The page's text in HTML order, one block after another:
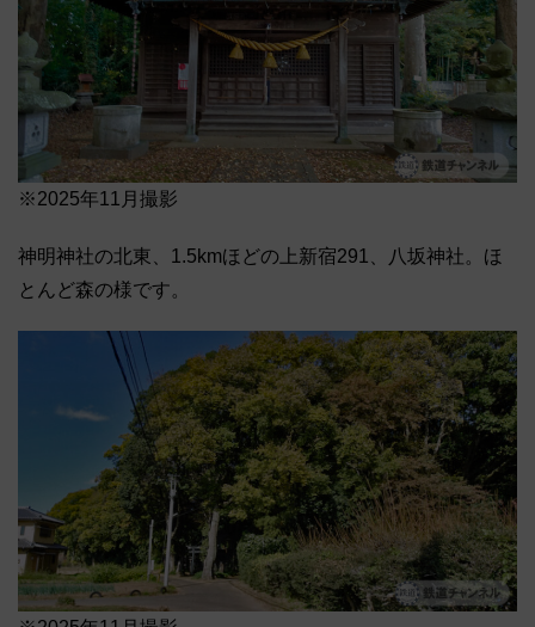
※2025年11月撮影
神明神社の北東、1.5kmほどの上新宿291、八坂神社。ほ
とんど森の様です。